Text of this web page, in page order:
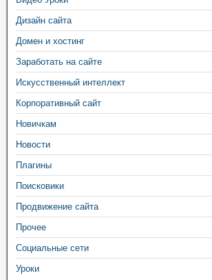
Дизайн сайта
Домен и хостинг
Заработать на сайте
Искусственный интеллект
Корпоративный сайт
Новичкам
Новости
Плагины
Поисковики
Продвижение сайта
Прочее
Социальные сети
Уроки